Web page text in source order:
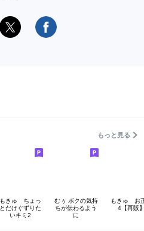
もっと見る
もきゅ ちょっ
とだけぐずりた
いキミ2
むぅ ボクの気持
ちが伝わるよう
に
もきゅ お
4【再販